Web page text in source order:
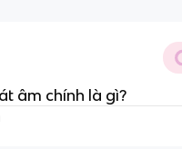
âm chính là gì?